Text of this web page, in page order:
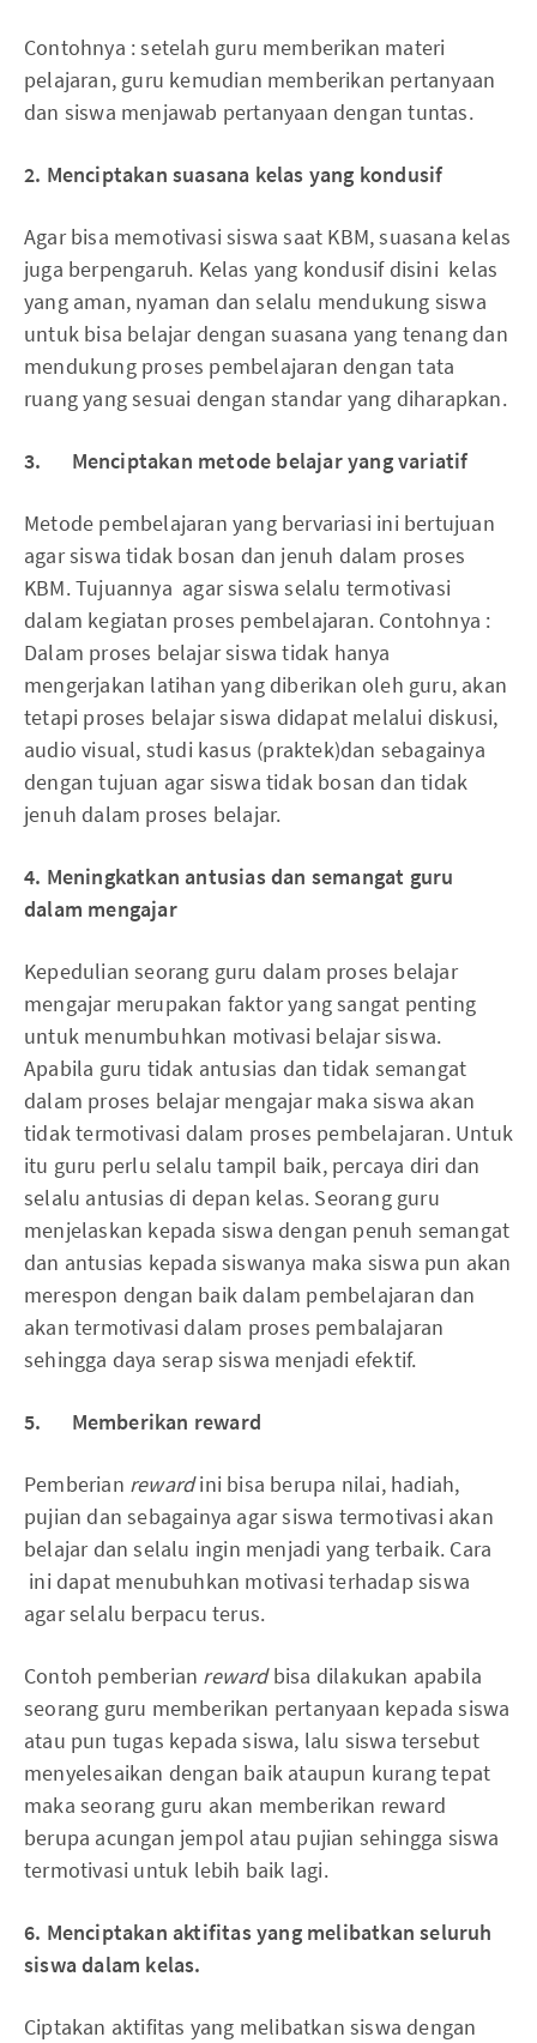
Contohnya : setelah guru memberikan materi
pelajaran, guru kemudian memberikan pertanyaan
dan siswa menjawab pertanyaan dengan tuntas.
2. Menciptakan suasana kelas yang kondusif
Agar bisa memotivasi siswa saat KBM, suasana kelas
juga berpengaruh. Kelas yang kondusif disini kelas
yang aman, nyaman dan selalu mendukung siswa
untuk bisa belajar dengan suasana yang tenang dan
mendukung proses pembelajaran dengan tata
ruang yang sesuai dengan standar yang diharapkan.
3. Menciptakan metode belajar yang variatif
Metode pembelajaran yang bervariasi ini bertujuan
agar siswa tidak bosan dan jenuh dalam proses
KBM. Tujuannya agar siswa selalu termotivasi
dalam kegiatan proses pembelajaran. Contohnya :
Dalam proses belajar siswa tidak hanya
mengerjakan latihan yang diberikan oleh guru, akan
tetapi proses belajar siswa didapat melalui diskusi,
audio visual, studi kasus (praktek)dan sebagainya
dengan tujuan agar siswa tidak bosan dan tidak
jenuh dalam proses belajar.
4. Meningkatkan antusias dan semangat guru
dalam mengajar
Kepedulian seorang guru dalam proses belajar
mengajar merupakan faktor yang sangat penting
untuk menumbuhkan motivasi belajar siswa.
Apabila guru tidak antusias dan tidak semangat
dalam proses belajar mengajar maka siswa akan
tidak termotivasi dalam proses pembelajaran. Untuk
itu guru perlu selalu tampil baik, percaya diri dan
selalu antusias di depan kelas. Seorang guru
menjelaskan kepada siswa dengan penuh semangat
dan antusias kepada siswanya maka siswa pun akan
merespon dengan baik dalam pembelajaran dan
akan termotivasi dalam proses pembalajaran
sehingga daya serap siswa menjadi efektif.
5. Memberikan reward
Pemberian rewardini bisa berupa nilai, hadiah,
pujian dan sebagainya agar siswa termotivasi akan
belajar dan selalu ingin menjadi yang terbaik. Cara
ini dapat menubuhkan motivasi terhadap siswa
agar selalu berpacu terus.
Contoh pemberian rewardbisa dilakukan apabila
seorang guru memberikan pertanyaan kepada siswa
atau pun tugas kepada siswa, lalu siswa tersebut
menyelesaikan dengan baik ataupun kurang tepat
maka seorang guru akan memberikan reward
berupa acungan jempol atau pujian sehingga siswa
termotivasi untuk lebih baik lagi.
6. Menciptakan aktifitas yang melibatkan seluruh
siswa dalam kelas.
Ciptakan aktifitas yang melibatkan siswa dengan